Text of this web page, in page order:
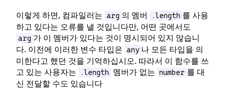
이렇게 하면, 컴파일러는 arg 의 멤버 .length 를 사용
하고 있다는 오류를 낼 것입니다만, 어떤 곳에서도
arg 가 이 멤버가 있다는 것이 명시되어 있지 않습니
다. 이전에 이러한 변수 타입은 any 나 모든 타입을 의
미한다고 했던 것을 기억하십시오. 따라서 이 함수를 쓰
고 있는 사용자는
.length 멤버가 없는 number 를 대
신 전달할 수도 있습니다